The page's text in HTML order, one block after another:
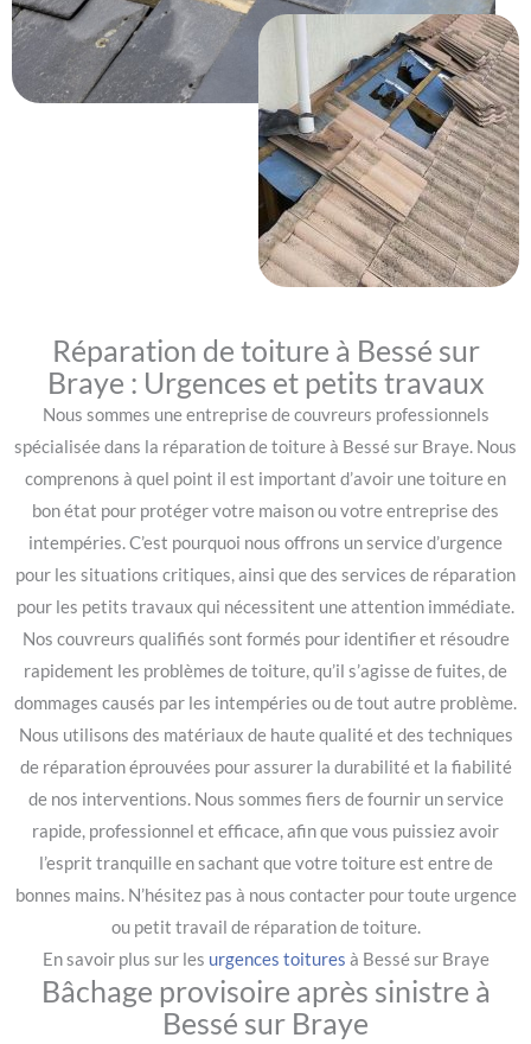
Réparation de toiture à Bessé sur
Braye : Urgences et petits travaux
Nous sommes une entreprise de couvreurs professionnels
spécialisée dans la réparation de toiture à Bessé sur Braye. Nous
comprenons à quel point il est important d’avoir une toiture en
bon état pour protéger votre maison ou votre entreprise des
intempéries. C’est pourquoi nous offrons un service d’urgence
pour les situations critiques, ainsi que des services de réparation
pour les petits travaux qui nécessitent une attention immédiate.
Nos couvreurs qualifiés sont formés pour identifier et résoudre
rapidement les problèmes de toiture, qu’il s’agisse de fuites, de
dommages causés par les intempéries ou de tout autre problème.
Nous utilisons des matériaux de haute qualité et des techniques
de réparation éprouvées pour assurer la durabilité et la fiabilité
de nos interventions. Nous sommes fiers de fournir un service
rapide, professionnel et efficace, afin que vous puissiez avoir
l’esprit tranquille en sachant que votre toiture est entre de
bonnes mains. N’hésitez pas à nous contacter pour toute urgence
ou petit travail de réparation de toiture.
En savoir plus sur les urgences toitures à Bessé sur Braye
Bâchage provisoire après sinistre à
Bessé sur Braye